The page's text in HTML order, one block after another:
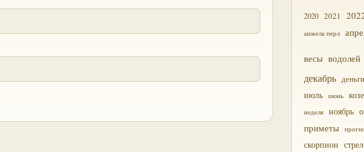
2020 2021
анжела перл
весы водолей
декабрь деньги
июль июнь
неделя ноябрь
приметы
скорпион